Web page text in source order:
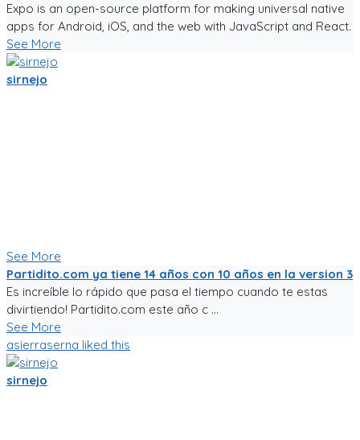
Expo is an open-source platform for making universal native
apps for Android, iOS, and the web with JavaScript and React.
See More
sirnejo
See More
Partidito.com ya tiene 14 años con 10 años en la version 3
Es increíble lo rápido que pasa el tiempo cuando te estas
divirtiendo! Partidito.com este año c ...
See More
asierraserna liked this
sirnejo